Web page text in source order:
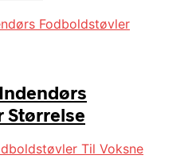
Størrelse